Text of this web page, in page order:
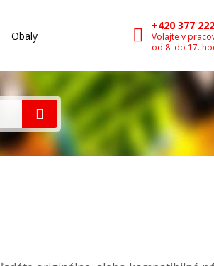
Obaly
+420 377
Volajte v
od 8. do 17.